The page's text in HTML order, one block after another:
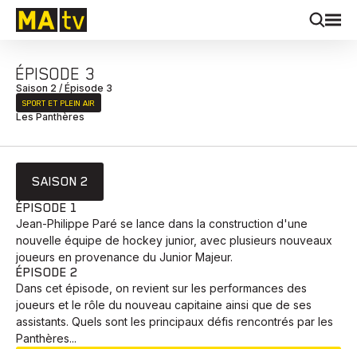
ÉPISODE 3
Saison 2 / Épisode 3
SPORT ET PLEIN AIR
Les Panthères
SAISON 2
ÉPISODE 1
Jean-Philippe Paré se lance dans la construction d'une
nouvelle équipe de hockey junior, avec plusieurs nouveaux
joueurs en provenance du Junior Majeur.
ÉPISODE 2
Dans cet épisode, on revient sur les performances des
joueurs et le rôle du nouveau capitaine ainsi que de ses
assistants. Quels sont les principaux défis rencontrés par les
Panthères...